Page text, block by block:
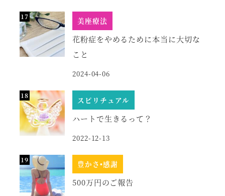
美座療法
花粉症をやめるために本当に大切な
こと
2024-04-06
スピリチュアル
ハートで生きるって？
2022-12-13
豊かさ•感謝
500万円のご報告